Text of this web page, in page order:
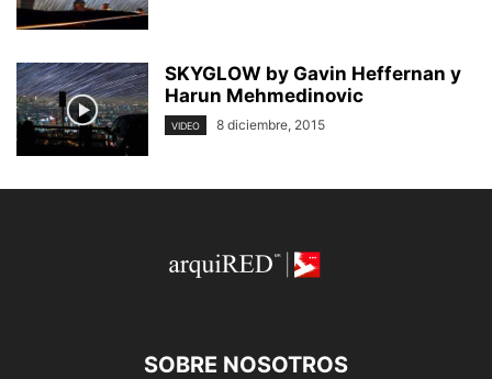
SKYGLOW by Gavin Heffernan y
Harun Mehmedinovic
VIDEO 8 diciembre, 2015
SOBRE NOSOTROS